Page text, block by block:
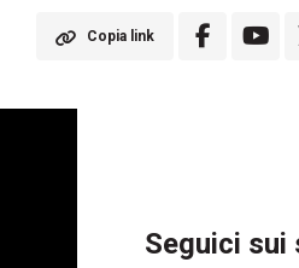
Copia link
Seguici sui